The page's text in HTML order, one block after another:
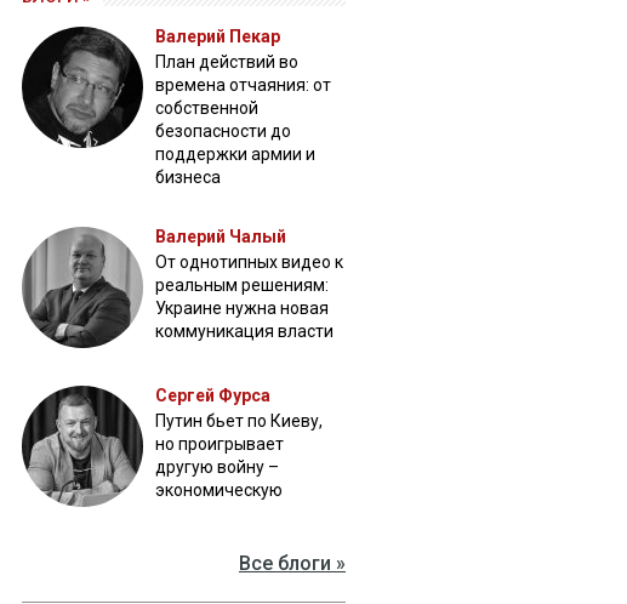
Валерий Пекар
План действий во
времена отчаяния: от
собственной
безопасности до
поддержки армии и
бизнеса
Валерий Чалый
От однотипных видео к
реальным решениям:
Украине нужна новая
коммуникация власти
Сергей Фурса
Путин бьет по Киеву,
но проигрывает
другую войну –
экономическую
Все блоги »